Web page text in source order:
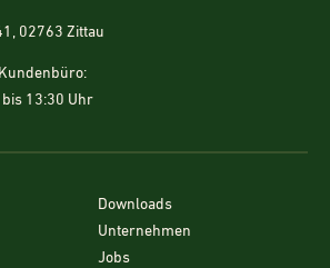
02763 Zittau
13:30 Uhr
Downloads
Unternehmen
Jobs